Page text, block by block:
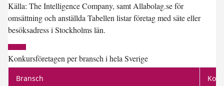
Källa: The Intelligence Company, samt Allabolag.se för
omsättning och anställda Tabellen listar företag med säte eller
besöksadress i Stockholms län.
Konkursföretagen per bransch i hela Sverige
Bransch